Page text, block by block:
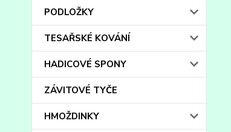
PODLOŽKY
TESAŘSKÉ KOVÁNÍ
HADICOVÉ SPONY
ZÁVITOVÉ TYČE
HMOŽDINKY